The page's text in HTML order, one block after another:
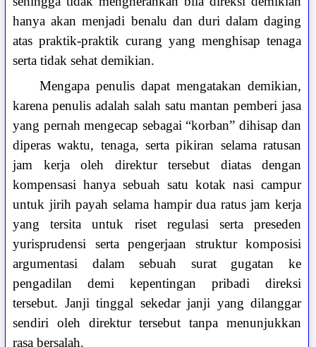
hanya akan menjadi benalu dan duri dalam daging
atas praktik-praktik curang yang menghisap tenaga
serta tidak sehat demikian.
Mengapa penulis dapat mengatakan demikian,
karena penulis adalah salah satu mantan pemberi jasa
yang pernah mengecap sebagai “korban” dihisap dan
diperas waktu, tenaga, serta pikiran selama ratusan
jam kerja oleh direktur tersebut diatas dengan
kompensasi hanya sebuah satu kotak nasi campur
untuk jirih payah selama hampir dua ratus jam kerja
yang tersita untuk riset regulasi serta preseden
yurisprudensi serta pengerjaan struktur komposisi
argumentasi dalam sebuah surat gugatan ke
pengadilan demi kepentingan pribadi direksi
tersebut. Janji tinggal sekedar janji yang dilanggar
sendiri oleh direktur tersebut tanpa menunjukkan
rasa bersalah.